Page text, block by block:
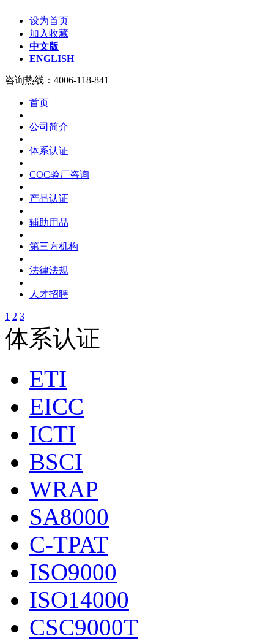
设为首页
加入收藏
中文版
ENGLISH
咨询热线： 4006-118-841
首页
公司简介
体系认证
COC验厂咨询
产品认证
辅助用品
第三方机构
法律法规
人才招聘
1 2 3
体系认证
ETI
EICC
ICTI
BSCI
WRAP
SA8000
C-TPAT
ISO9000
ISO14000
CSC9000T